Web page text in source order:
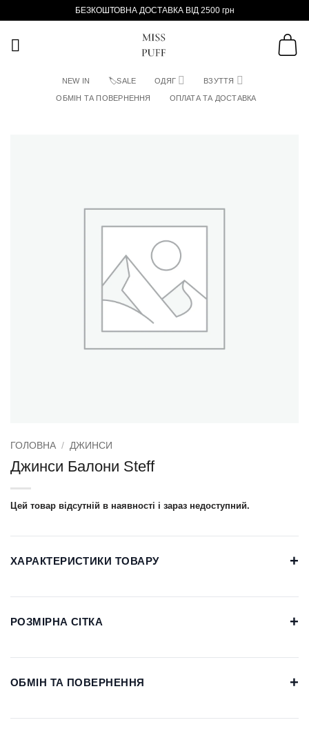
БЕЗКОШТОВНА ДОСТАВКА ВІД 2500 грн
NEW IN 🏷SALE ОДЯГ ВЗУТТЯ
ОБМІН ТА ПОВЕРНЕННЯ ОПЛАТА ТА ДОСТАВКА
ГОЛОВНА / ДЖИНСИ
Джинси Балони Steff
Цей товар відсутній в наявності і зараз недоступний.
ХАРАКТЕРИСТИКИ ТОВАРУ +
РОЗМІРНА СІТКА +
ОБМІН ТА ПОВЕРНЕННЯ +